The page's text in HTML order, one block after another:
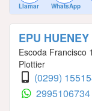
Llamar WhatsApp
EPU HUENEY
Escoda Francisco
Plottier
(0299)
2995106734